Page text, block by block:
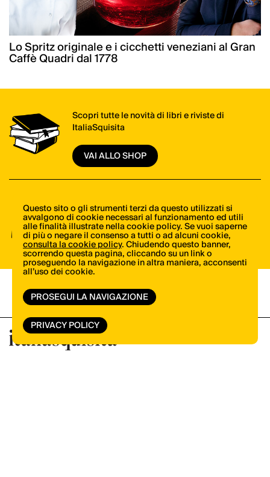
Lo Spritz originale e i cicchetti veneziani al Gran
Caffè Quadri dal 1778
Scopri tutte le novità di libri e riviste di
ItaliaSquisita
VAI ALLO SHOP
Il meglio della cucina italiana, una mail alla
volta. Iscriviti alla newsletter di ItaliaSquisita!
ISCRIVITI ORA
Questo sito o gli strumenti terzi da questo utilizzati si
avvalgono di cookie necessari al funzionamento ed utili
alle finalità illustrate nella cookie policy. Se vuoi saperne
di più o negare il consenso a tutti o ad alcuni cookie,
consulta la cookie policy. Chiudendo questo banner,
scorrendo questa pagina, cliccando su un link o
proseguendo la navigazione in altra maniera, acconsenti
all’uso dei cookie.
PROSEGUI LA NAVIGAZIONE
PRIVACY POLICY